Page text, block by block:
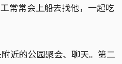
常常会上船去找他，一起吃
近的公园聚会、聊天。第二